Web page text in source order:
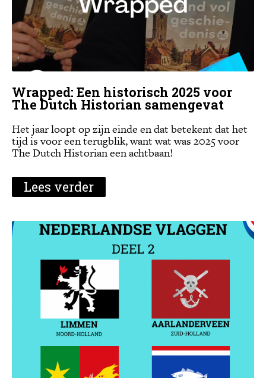
Wrapped: Een historisch 2025 voor
The Dutch Historian samengevat
Het jaar loopt op zijn einde en dat betekent dat het
tijd is voor een terugblik, want wat was 2025 voor
The Dutch Historian een achtbaan!
Lees verder